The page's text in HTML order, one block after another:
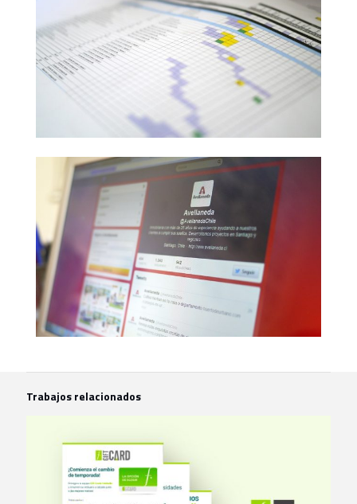
Trabajos relacionados